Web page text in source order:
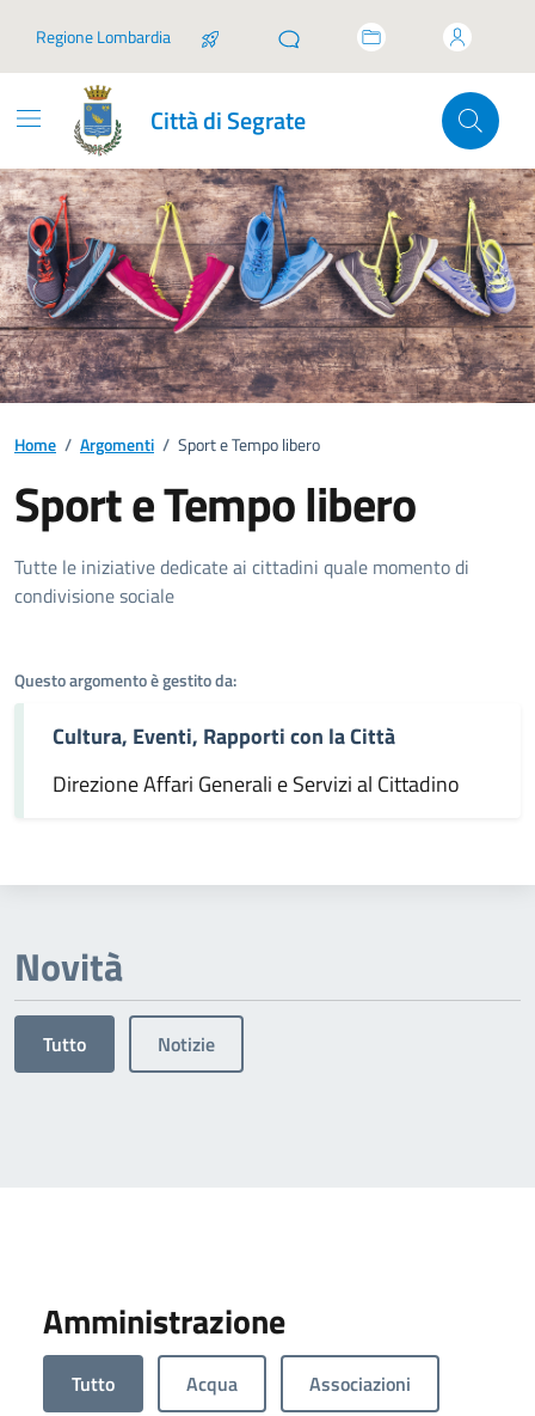
Regione Lombardia
Città di Segrate
Home / Argomenti / Sport e Tempo libero
Sport e Tempo libero
Dettagli dell'argomento
Tutte le iniziative dedicate ai cittadini quale momento di
condivisione sociale
Questo argomento è gestito da:
Cultura, Eventi, Rapporti con la Città
Direzione Affari Generali e Servizi al Cittadino
Novità
Tutto Notizie
Amministrazione
Tutto Acqua Associazioni